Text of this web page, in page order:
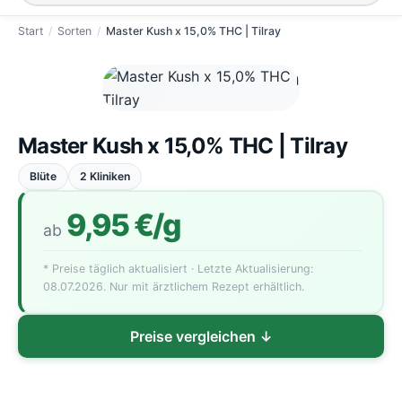
Start Sorten Master Kush x 15,0% THC | Tilray
Master Kush x 15,0% THC | Tilray
Blüte 2 Kliniken
ab 9,95 €/g
* Preise täglich aktualisiert · Letzte Aktualisierung:
08.07.2026. Nur mit ärztlichem Rezept erhältlich.
Preise vergleichen ↓